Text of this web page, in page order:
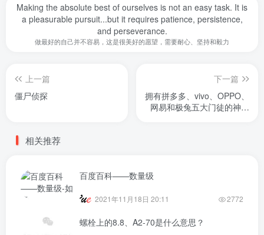
Making the absolute best of ourselves is not an easy task. It is
a pleasurable pursuit...but it requires patience, persistence,
and perseverance.
做最好的自己并不容易，这是很美好的愿望，需要耐心、坚持和毅力
上一篇
僵尸侦探
下一篇
拥有拼多多、vivo、OPPO、
网易和极兔五大门徒的神秘
相关推荐
百度百科——数量级
2021年11月18日 20:11 2772
螺栓上的8.8、A2-70是什么意思？